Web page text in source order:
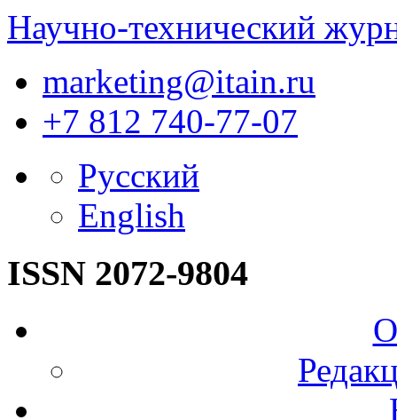
Научно-технический
marketing@itain.ru
+7 812 740-77-07
Русский
English
ISSN 2072-9804